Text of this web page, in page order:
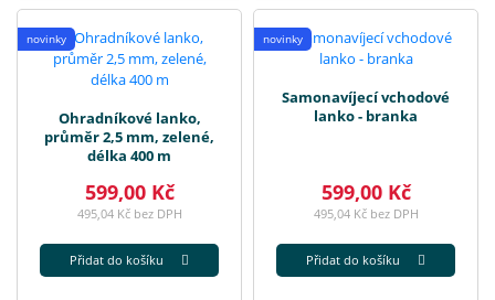
novinky
Ohradníkové lanko,
průměr 2,5 mm, zelené,
délka 400 m
599,00 Kč
495,04 Kč bez DPH
Přidat do košíku
novinky
Samonavíjecí vchodové
lanko - branka
599,00 Kč
495,04 Kč bez DPH
Přidat do košíku